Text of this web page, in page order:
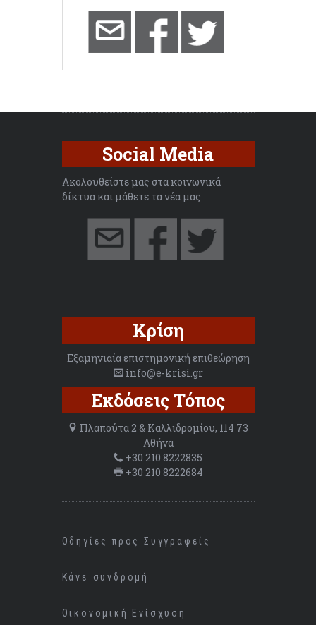
Social Media
Ακολουθείστε μας στα κοινωνικά
δίκτυα και μάθετε τα νέα μας
Κρίση
Εξαμηνιαία επιστημονική επιθεώρηση
info@e-krisi.gr
Εκδόσεις Τόπος
Πλαπούτα 2 & Καλλιδρομίου, 114 73
Αθήνα
+30 210 8222835
+30 210 8222684
Οδηγίες προς Συγγραφείς
Κάνε συνδρομή
Οικονομική Ενίσχυση